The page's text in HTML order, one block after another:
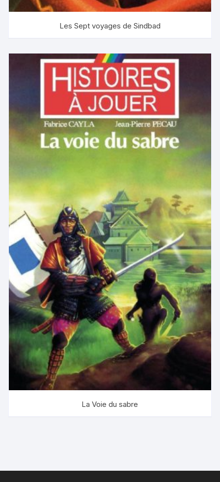
Les Sept voyages de Sindbad
La Voie du sabre